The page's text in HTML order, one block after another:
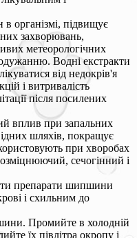
організмі, підвищує
захворювань,
метеорологічних
Водні екстракти
від недокрів'я
і витривалість
після посилених
вплив при запальних
шляхів, покращує
при хворобах
сечогінний і
препарати шипшини
і схильним до
Промийте в холодній
їх півлітра окропу і